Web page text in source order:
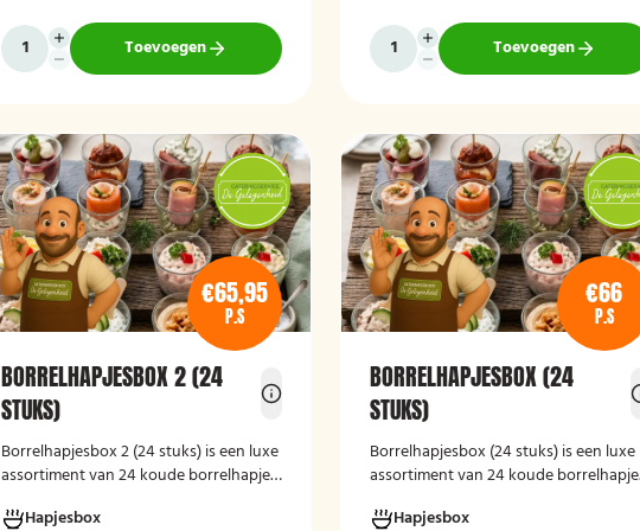
Toevoegen
vegan roomkaas en geroosterde
groenten, crostini’s en andere
smaakvolle borrelhapjes die direct
Toevoegen
€65,95
P.S
BORRELHAPJESBOX 2 (24
STUKS)
Borrelhapjesbox 2 (24 stuks) is een luxe
assortiment van 24 koude borrelhapjes,
gezellige borrel. De box bevat een
Hapjesbox
€66
P.S
BORRELHAPJESBOX (24
STUKS)
Borrelhapjesbox (24 stuks)is een luxe
assortiment van 24 koude
gezellige borrel. De box bevat onder
Hapjesbox